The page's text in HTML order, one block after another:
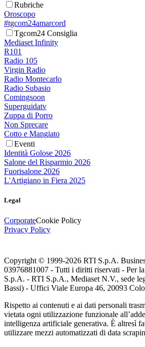
Rubriche
Oroscopo
#tgcom24amarcord
Tgcom24 Consiglia
Mediaset Infinity
R101
Radio 105
Virgin Radio
Radio Montecarlo
Radio Subasio
Comingsoon
Superguidatv
Zuppa di Porro
Non Sprecare
Cotto e Mangiato
Eventi
Identità Golose 2026
Salone del Risparmio 2026
Fuorisalone 2026
L'Artigiano in Fiera 2025
Legal
CorporateCookie Policy
Privacy Policy
Copyright © 1999-2026 RTI S.p.A.
03976881007 - Tutti i diritti riservati - Per
S.p.A. - RTI S.p.A., Mediaset N.V., sede
Bassi) - Uffici Viale Europa 46, 20093
Rispetto ai contenuti e ai dati personali
vietata ogni utilizzazione funzionale
intelligenza artificiale generativa. È altresì
utilizzare mezzi automatizzati di data